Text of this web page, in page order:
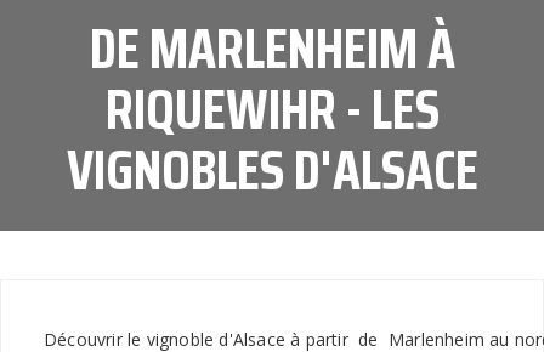
DE MARLENHEIM À
RIQUEWIHR - LES
VIGNOBLES D'ALSACE
Découvrir le vignoble d'Alsace à partir de Marlenheim au